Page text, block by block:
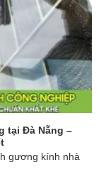
tại Đà Nẵng –
gương kính nhà